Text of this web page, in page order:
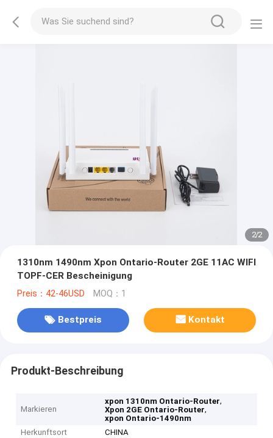
2/2
1310nm 1490nm Xpon Ontario-Router 2GE 11AC WIFI
TOPF-CER Bescheinigung
Preis：42-46USD MOQ：1
Bestpreis Kontakt
Produkt-Beschreibung
Markieren
xpon 1310nm Ontario-Router,
Xpon 2GE Ontario-Router,
xpon Ontario-1490nm
Herkunftsort
CHINA